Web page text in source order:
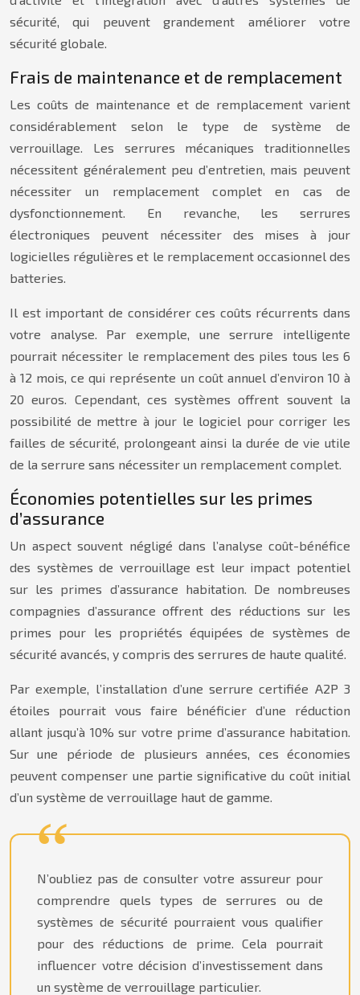
sécurité, qui peuvent grandement améliorer votre
sécurité globale.
Frais de maintenance et de remplacement
Les coûts de maintenance et de remplacement varient
considérablement selon le type de système de
verrouillage. Les serrures mécaniques traditionnelles
nécessitent généralement peu d’entretien, mais peuvent
nécessiter un remplacement complet en cas de
dysfonctionnement. En revanche, les serrures
électroniques peuvent nécessiter des mises à jour
logicielles régulières et le remplacement occasionnel des
batteries.
Il est important de considérer ces coûts récurrents dans
votre analyse. Par exemple, une serrure intelligente
pourrait nécessiter le remplacement des piles tous les 6
à 12 mois, ce qui représente un coût annuel d’environ 10 à
20 euros. Cependant, ces systèmes offrent souvent la
possibilité de mettre à jour le logiciel pour corriger les
failles de sécurité, prolongeant ainsi la durée de vie utile
de la serrure sans nécessiter un remplacement complet.
Économies potentielles sur les primes
d’assurance
Un aspect souvent négligé dans l’analyse coût-bénéfice
des systèmes de verrouillage est leur impact potentiel
sur les primes d’assurance habitation. De nombreuses
compagnies d’assurance offrent des réductions sur les
primes pour les propriétés équipées de systèmes de
sécurité avancés, y compris des serrures de haute qualité.
Par exemple, l’installation d’une serrure certifiée A2P 3
étoiles pourrait vous faire bénéficier d’une réduction
allant jusqu’à 10% sur votre prime d’assurance habitation.
Sur une période de plusieurs années, ces économies
peuvent compenser une partie significative du coût initial
d’un système de verrouillage haut de gamme.
N’oubliez pas de consulter votre assureur pour
comprendre quels types de serrures ou de
systèmes de sécurité pourraient vous qualifier
pour des réductions de prime. Cela pourrait
influencer votre décision d’investissement dans
un système de verrouillage particulier.